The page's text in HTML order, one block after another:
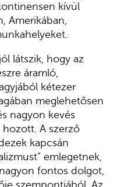
kívül
Amerikában,
látszik, hogy az
áramló,
kétezer
meglehetősen
nagyon kevés
A szerző
kapcsán
emlegetnek,
fontos dolgot,
szempontjából. Az